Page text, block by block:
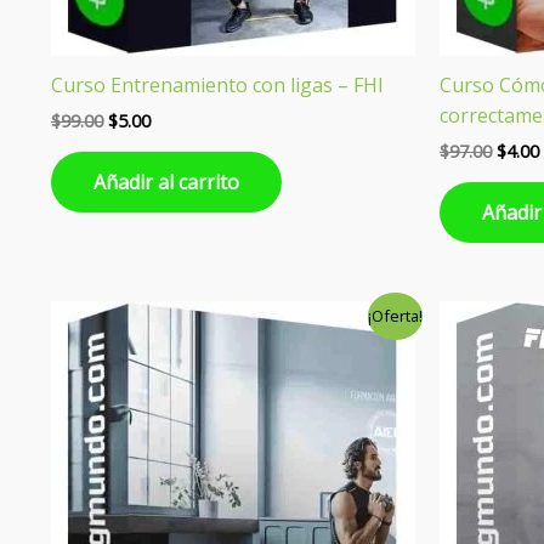
Curso Entrenamiento con ligas – FHI
$99.00 $5.00
Añadir al carrito
Curso
$97.00 $4.00
¡Oferta!
El
precio
original
$99.00.
El
es:
$5.00.
El
precio